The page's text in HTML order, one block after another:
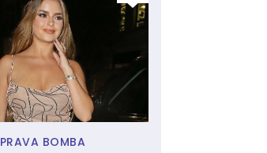
PRAVA BOMBA